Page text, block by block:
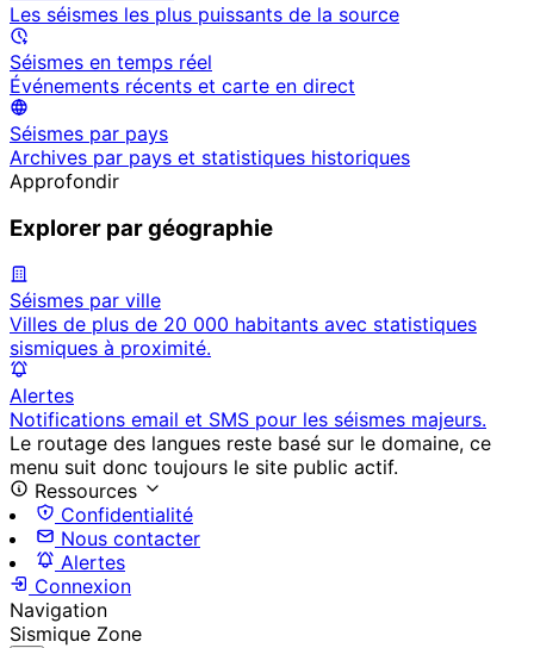
Les séismes les plus puissants de la source
Séismes en temps réel
Événements récents et carte en direct
Séismes par pays
Archives par pays et statistiques historiques
Approfondir
Explorer par géographie
Séismes par ville
Villes de plus de 20 000 habitants avec statistiques
sismiques à proximité.
Alertes
Notifications email et SMS pour les séismes majeurs.
Le routage des langues reste basé sur le domaine, ce
menu suit donc toujours le site public actif.
Ressources
Confidentialité
Nous contacter
Alertes
Connexion
Navigation
Sismique Zone